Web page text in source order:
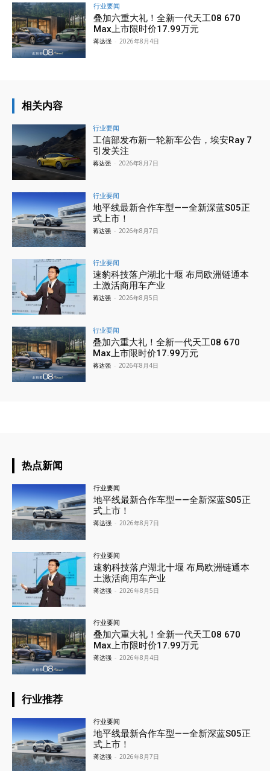
行业要闻
叠加六重大礼！全新一代天工08 670
Max上市限时价17.99万元
蒋达强 - 2026年8月4日
相关内容
行业要闻
工信部发布新一轮新车公告，埃安Ray 7
引发关注
蒋达强 - 2026年8月7日
行业要闻
地平线最新合作车型——全新深蓝S05正
式上市！
蒋达强 - 2026年8月7日
行业要闻
速豹科技落户湖北十堰 布局欧洲链通本
土激活商用车产业
蒋达强 - 2026年8月5日
行业要闻
叠加六重大礼！全新一代天工08 670
Max上市限时价17.99万元
蒋达强 - 2026年8月4日
热点新闻
行业要闻
地平线最新合作车型——全新深蓝S05正
式上市！
蒋达强 - 2026年8月7日
行业要闻
速豹科技落户湖北十堰 布局欧洲链通本
土激活商用车产业
蒋达强 - 2026年8月5日
行业要闻
叠加六重大礼！全新一代天工08 670
Max上市限时价17.99万元
蒋达强 - 2026年8月4日
行业推荐
行业要闻
地平线最新合作车型——全新深蓝S05正
式上市！
蒋达强 - 2026年8月7日